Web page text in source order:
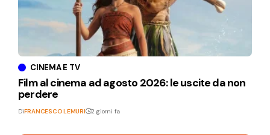
CINEMA E TV
Film al cinema ad agosto 2026: le uscite da non
perdere
DiFRANCESCO LEMURI 2 giorni fa